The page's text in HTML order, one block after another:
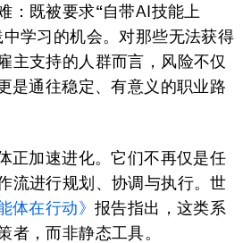
：既被要求“自带AI技能上
学习的机会。对那些无法获得
主支持的人群而言，风险不仅
是通往稳定、有意义的职业路
正加速进化。它们不再仅是任
流进行规划、协调与执行。世
体在行动》报告指出，这类系
者，而非静态工具。